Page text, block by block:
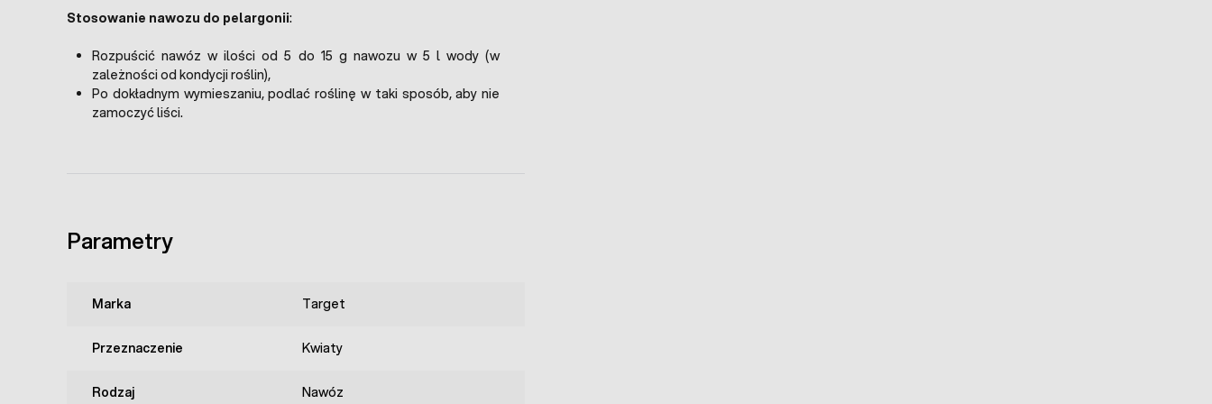
Stosowanie nawozu do pelargonii:
Rozpuścić nawóz w ilości od 5 do 15 g nawozu w 5 l wody (w
zależności od kondycji roślin),
Po dokładnym wymieszaniu, podlać roślinę w taki sposób, aby nie
zamoczyć liści.
Parametry
Marka Target
Przeznaczenie Kwiaty
Rodzaj Nawóz